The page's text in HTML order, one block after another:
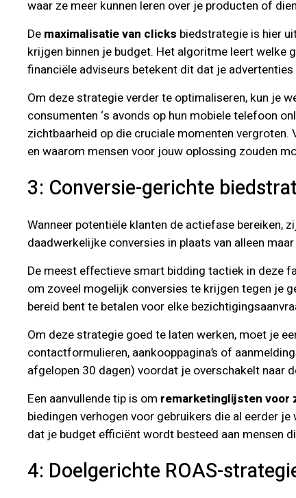
waar ze meer kunnen leren over je producten of
De maximalisatie van clicks biedstrategie is hier
krijgen binnen je budget. Het algoritme leert welke
financiële adviseurs betekent dit dat je
Om deze strategie verder te optimaliseren, kun je
consumenten ‘s avonds op hun mobiele telefoon
zichtbaarheid op die cruciale momenten
en waarom mensen voor jouw oplossing zouden
3: Conversie-gerichte
Wanneer potentiële klanten de actiefase bereiken,
daadwerkelijke conversies in plaats van alleen
De meest effectieve smart bidding tactiek in deze
om zoveel mogelijk conversies te krijgen tegen je
bereid bent te betalen voor elke
Om deze strategie goed te laten werken, moet je
contactformulieren, aankooppagina’s of
afgelopen 30 dagen) voordat je overschakelt naar
Een aanvullende tip is om remarketinglijsten voor
biedingen verhogen voor gebruikers die al eerder
dat je budget efficiënt wordt besteed aan mensen
4: Doelgerichte ROAS-